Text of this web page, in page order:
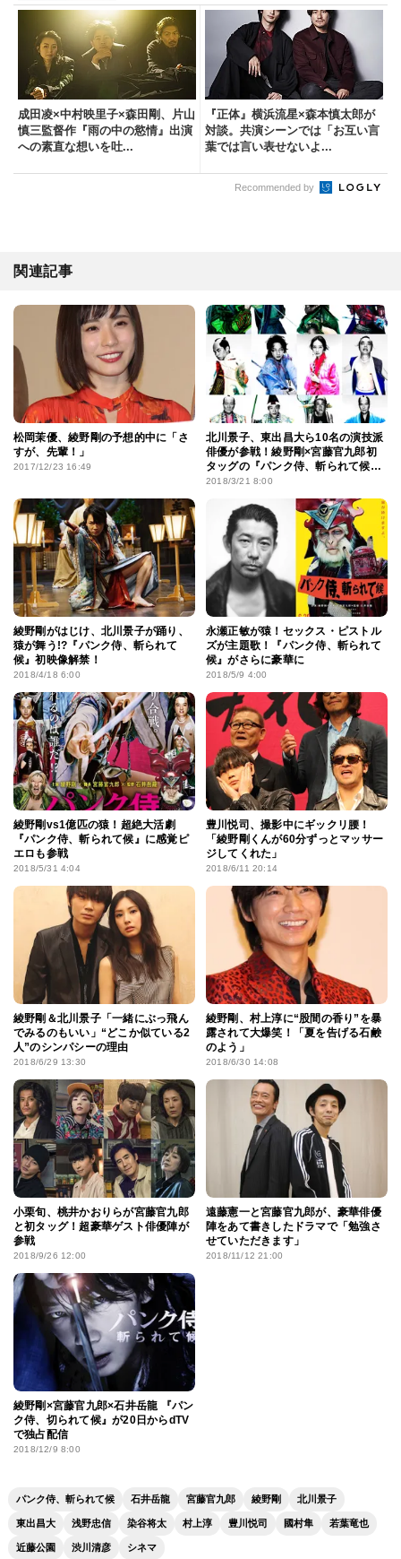
成田凌×中村映里子×森田剛、片山
慎三監督作『雨の中の慾情』出演
への素直な想いを吐...
『正体』横浜流星×森本慎太郎が
対談。共演シーンでは「お互い言
葉では言い表せないよ...
Recommended by
関連記事
松岡茉優、綾野剛の予想的中に「さ
すが、先輩！」
2017/12/23 16:49
北川景子、東出昌大ら10名の演技派
俳優が参戦！綾野剛×宮藤官九郎初
タッグの『パンク侍、斬られて候』
鮮烈なイメージビジュアルも
2018/3/21 8:00
綾野剛がはじけ、北川景子が踊り、
猿が舞う!?『パンク侍、斬られて
候』初映像解禁！
2018/4/18 6:00
永瀬正敏が猿！セックス・ピストル
ズが主題歌！『パンク侍、斬られて
候』がさらに豪華に
2018/5/9 4:00
綾野剛vs1億匹の猿！超絶大活劇
『パンク侍、斬られて候』に感覚ピ
エロも参戦
2018/5/31 4:04
豊川悦司、撮影中にギックリ腰！
「綾野剛くんが60分ずっとマッサー
ジしてくれた」
2018/6/11 20:14
綾野剛＆北川景子「一緒にぶっ飛ん
でみるのもいい」“どこか似ている2
人”のシンパシーの理由
2018/6/29 13:30
綾野剛、村上淳に“股間の香り”を暴
露されて大爆笑！「夏を告げる石鹸
のよう」
2018/6/30 14:08
小栗旬、桃井かおりらが宮藤官九郎
と初タッグ！超豪華ゲスト俳優陣が
参戦
2018/9/26 12:00
遠藤憲一と宮藤官九郎が、豪華俳優
陣をあて書きしたドラマで「勉強さ
せていただきます」
2018/11/12 21:00
綾野剛×宮藤官九郎×石井岳龍 『パン
ク侍、切られて候』が20日からdTV
で独占配信
2018/12/9 8:00
パンク侍、斬られて候 石井岳龍 宮藤官九郎 綾野剛 北川景子
東出昌大 浅野忠信 染谷将太 村上淳 豊川悦司 國村隼 若葉竜也
近藤公園 渋川清彦 シネマ